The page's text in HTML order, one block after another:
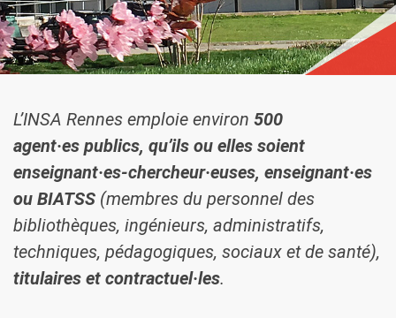
L’INSA Rennes emploie environ 500
agent·es publics, qu’ils ou elles soient
enseignant·es-chercheur·euses, enseignant·es
ou BIATSS (membres du personnel des
bibliothèques, ingénieurs, administratifs,
techniques, pédagogiques, sociaux et de santé),
titulaires et contractuel·les.